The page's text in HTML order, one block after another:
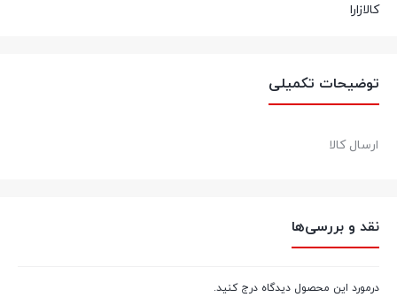
کالازارا
توضیحات تکمیلی
ارسال کالا
نقد و بررسی‌ها
درمورد این محصول دیدگاه درج کنید.